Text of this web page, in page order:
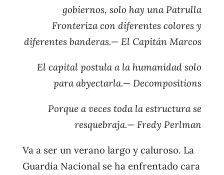
gobiernos, solo hay una Patrulla
Fronteriza con diferentes colores y
diferentes banderas.— El Capitán Marcos
El capital postula a la humanidad solo
para abyectarla.— Decompositions
Porque a veces toda la estructura se
resquebraja.— Fredy Perlman
Va a ser un verano largo y caluroso. La
Guardia Nacional se ha enfrentado cara